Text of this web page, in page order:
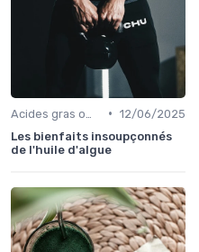
• 12/06/2025
Les bienfaits insoupçonnés
de l'huile d'algue